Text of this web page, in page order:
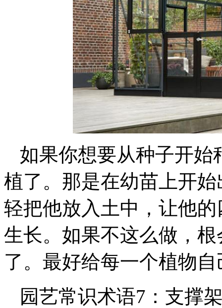
如果你想要从种子开始
植了。那是在幼苗上开
轻把他放入土中，让他
生长。如果不这么做，
了。最好给每一个植物
园艺常识术语7：支撑